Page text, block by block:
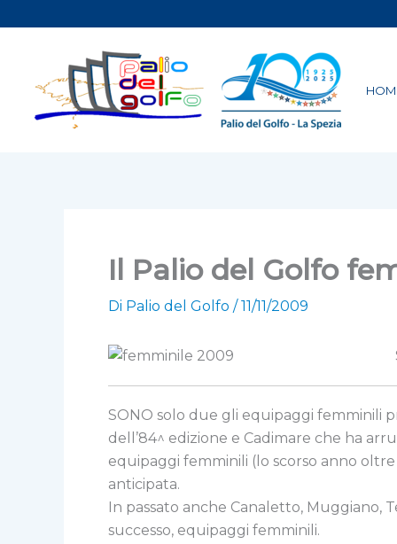
al
Il Palio del Golfo
Di Palio del Golfo /11/11/2009
SONO solo due gli equipaggi femminili
dell’84^ edizione e Cadimare che ha
equipaggi femminili (lo scorso anno
anticipata.
In passato anche Canaletto, Muggiano,
successo, equipaggi femminili.